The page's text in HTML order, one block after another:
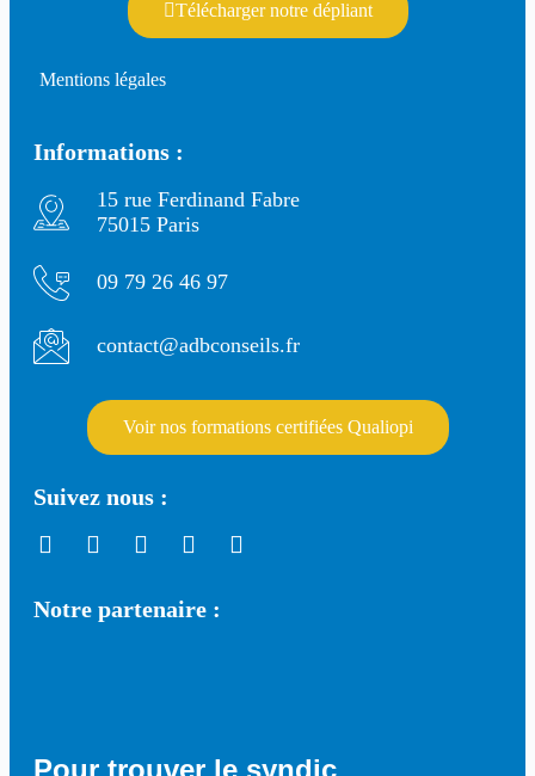
Télécharger notre dépliant
Mentions légales
Informations :
15 rue Ferdinand Fabre
75015 Paris
09 79 26 46 97
contact@adbconseils.fr
Voir nos formations certifiées Qualiopi
Suivez nous :
Notre partenaire :
Pour trouver le syndic